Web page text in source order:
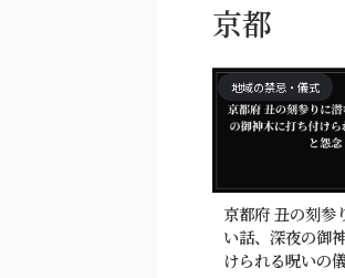
京都
地域の禁忌・儀式
京都府 丑の刻参
い話、深夜の御
けられる呪いの